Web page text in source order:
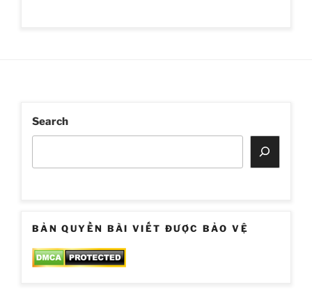
Search
BẢN QUYỀN BÀI VIẾT ĐƯỢC BẢO VỆ